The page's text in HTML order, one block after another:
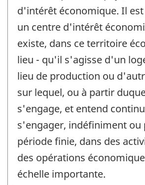
d'intérêt économique. Il
un centre d'intérêt
existe, dans ce territoire
lieu - qu'il s'agisse d'un
lieu de production ou
sur lequel, ou à partir
s'engage, et entend
s'engager, indéfiniment ou
période finie, dans des
des opérations
échelle importante.